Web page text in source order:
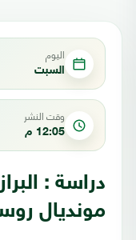
اليوم
السبت
وقت النشر
12:05 م
دراسة :
مونديال روسيا